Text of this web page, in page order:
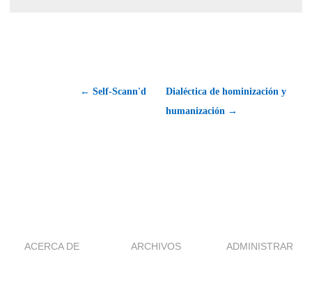
← Self-Scann'd
Dialéctica de hominización y
humanización →
ACERCA DE ARCHIVOS ADMINISTRAR